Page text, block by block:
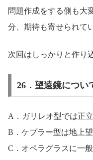
問題作成をする側も大
分、期待も寄せられて
次回はしっかりと作り
26．望遠鏡につい
A．ガリレオ型では正
B．ケプラー型は地上
C．オペラグラスに一